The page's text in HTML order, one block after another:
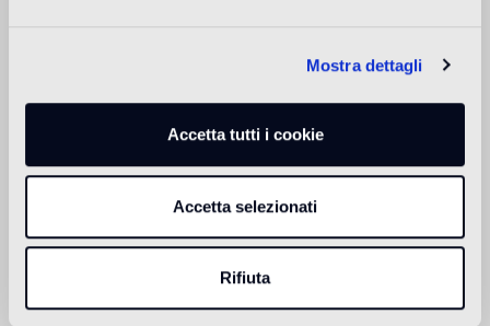
Mostra dettagli
Accetta tutti i cookie
Accetta selezionati
Rifiuta
Formato piastrella
Spessore